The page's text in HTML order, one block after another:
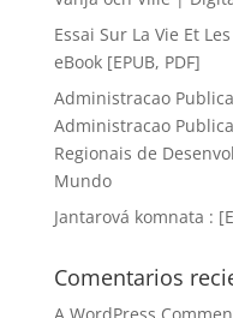
Essai Sur La Vie Et
eBook [EPUB, PDF]
Administracao
Administracao
Regionais de
Mundo
Jantarová komnata :
Comentarios